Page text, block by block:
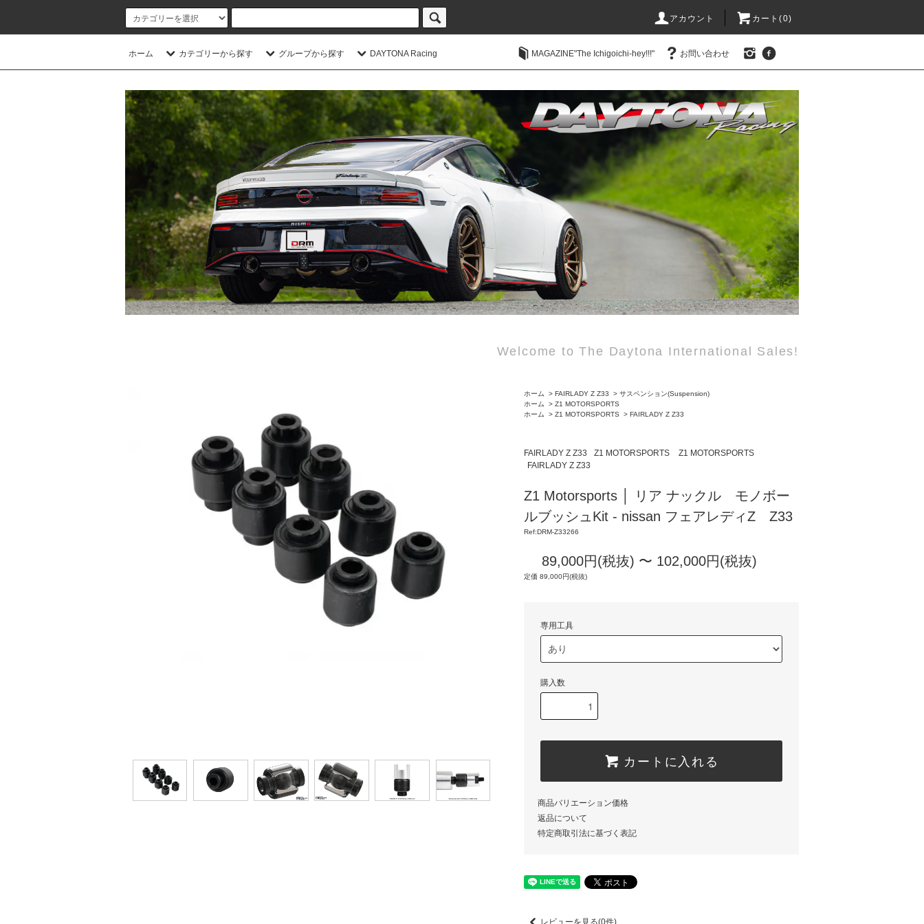
アカウント カート(0)
ホーム カテゴリーから探す グループから探す DAYTONA Racing MAGAZINE"The Ichigoichi-hey!!!" お問い合わせ
Welcome to The Daytona International Sales!
ホーム > FAIRLADY Z Z33 > サスペンション(Suspension)
ホーム
> Z1 MOTORSPORTS
ホーム
> Z1 MOTORSPORTS > FAIRLADY Z Z33
FAIRLADY Z Z33 Z1 MOTORSPORTS
Z1 MOTORSPORTS
FAIRLADY Z Z33
Z1 Motorsports │ リア ナックル モノボー
ルブッシュKit - nissan フェアレディZ Z33
Ref:DRM-Z33266
89,000円(税抜) 〜 102,000円(税抜)
定価 89,000円(税抜)
専用工具
購入数
カートに入れる
商品バリエーション価格
返品について
特定商取引法に基づく表記